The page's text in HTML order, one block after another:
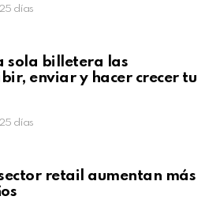
días
For Work
to view this post
sola billetera las
enviar y hacer crecer tu
días
retail aumentan más